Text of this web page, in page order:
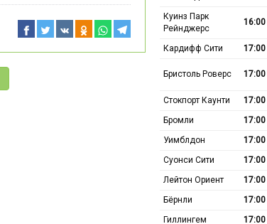
Куинз Парк
Рейнджерс
16:00
Кардифф Сити 17:00
Бристоль Роверс 17:00
Стокпорт Каунти
17:00
Бромли
17:00
Уимблдон
17:00
Суонси Сити
17:00
Лейтон Ориент
17:00
Бёрнли
17:00
Гиллингем
17:00